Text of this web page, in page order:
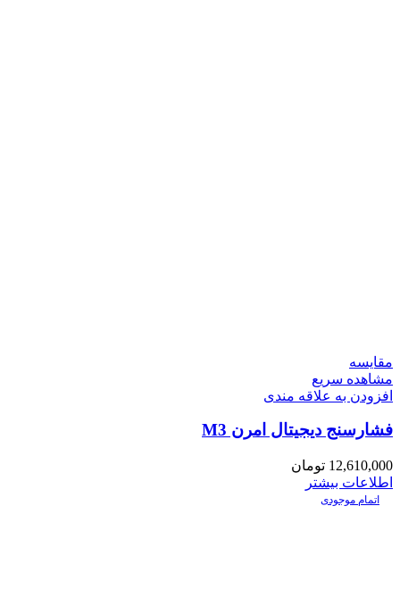
مقایسه
مشاهده سریع
افزودن به علاقه مندی
فشارسنج دیجیتال امرن M3
12,610,000 تومان
اطلاعات بیشتر
اتمام موجودی